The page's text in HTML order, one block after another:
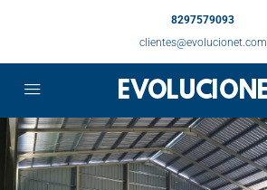
8297579093
clientes@evolucionet.com